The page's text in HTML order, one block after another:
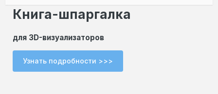
Книга-шпаргалка
для 3D-визуализаторов
Узнать подробности >>>